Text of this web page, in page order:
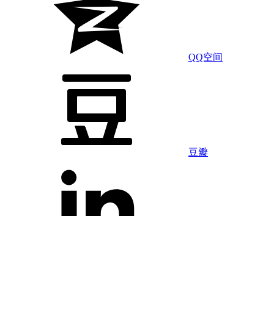
QQ空间
豆瓣